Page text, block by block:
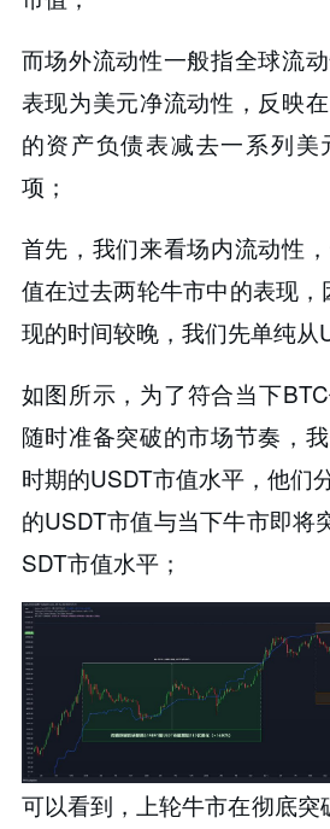
而场外流动性一般指全球流
表现为美元净流动性，反映
的资产负债表减去一系列
项；
首先，我们来看场内流动性
值在过去两轮牛市中的表现
现的时间较晚，我们先单纯从
如图所示，为了符合当下
随时准备突破的市场节奏，
时期的USDT市值水平，他们
的USDT市值与当下牛市即将
SDT市值水平；
可以看到，上轮牛市在彻底